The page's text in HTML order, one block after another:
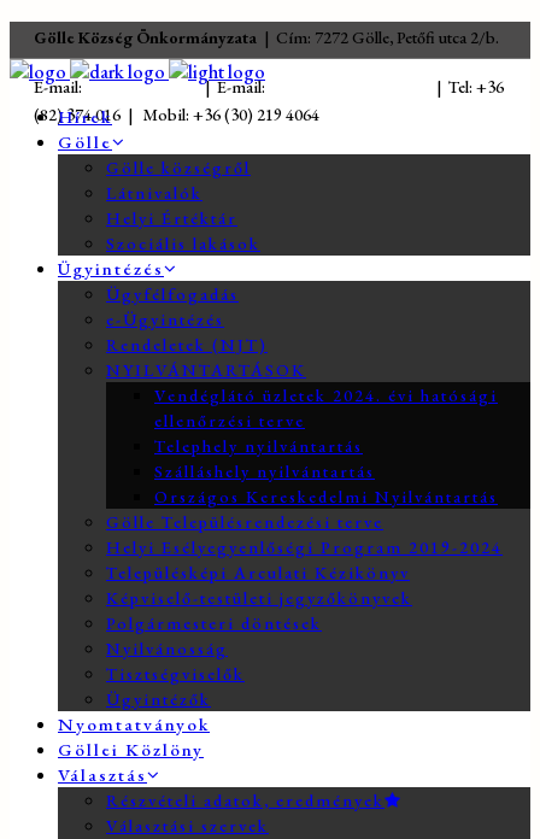
Gölle Község Önkormányzata | Cím: 7272 Gölle, Petőfi utca 2/b.
E-mail: jegyzo@golle.hu| E-mail:
| Tel: +36
(82) 374 016 | Mobil: +36 (30) 219 4064
Hírek
Gölle
Gölle községről
Látnivalók
Helyi Értéktár
Szociális lakások
Ügyintézés
Ügyfélfogadás
e-Ügyintézés
Rendeletek (NJT)
NYILVÁNTARTÁSOK
Vendéglátó üzletek 2024. évi hatósági
ellenőrzési terve
Telephely nyilvántartás
Szálláshely nyilvántartás
Országos Kereskedelmi Nyilvántartás
Gölle Településrendezési terve
Helyi Esélyegyenlőségi Program 2019-2024
Településképi Arculati Kézikönyv
Képviselő-testületi jegyzőkönyvek
Polgármesteri döntések
Nyilvánosság
Tisztségviselők
Ügyintézők
Nyomtatványok
Göllei Közlöny
Választás
Részvételi adatok, eredmények
Választási szervek